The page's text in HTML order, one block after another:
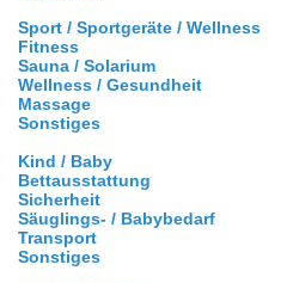
Sport / Sportgeräte / Wellness
Fitness
Sauna / Solarium
Wellness / Gesundheit
Massage
Sonstiges
Kind / Baby
Bettausstattung
Sicherheit
Säuglings- / Babybedarf
Transport
Sonstiges